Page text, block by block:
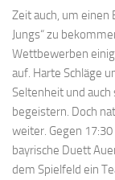
Zeit auch, um einen
Jungs“ zu
Wettbewerben
auf. Harte Schläge
Seltenheit und
begeistern. Doch
weiter. Gegen
bayrische Duett
dem Spielfeld ein